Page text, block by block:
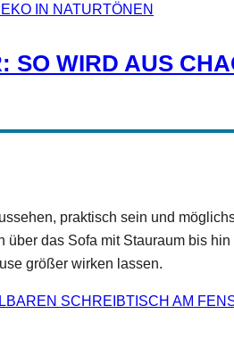
WIRD AUS
praktisch sein und
das Sofa mit Stauraum bis
größer wirken lassen.